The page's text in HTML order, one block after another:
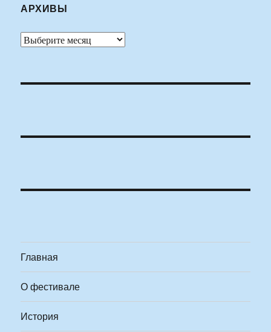
АРХИВЫ
Архивы
Главная
О фестивале
История